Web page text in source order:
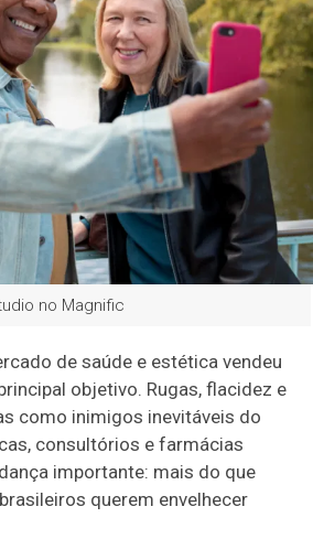
no Magnific
de saúde e estética vendeu
objetivo. Rugas, flacidez e
como inimigos inevitáveis do
consultórios e farmácias
importante: mais do que
querem envelhecer